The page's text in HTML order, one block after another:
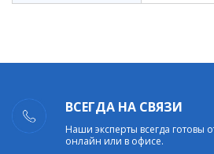
ВСЕГДА НА СВЯЗИ
Наши эксперты всегда готовы
онлайн или в офисе.